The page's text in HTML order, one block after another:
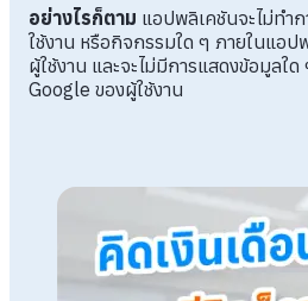
อย่างไรก็ตาม แอปพลิเคชันจะไม่ทำ
ใช้งาน หรือกิจกรรมใด ๆ ภายในแอ
ผู้ใช้งาน และจะไม่มีการแสดงข้อมูล
Google ของผู้ใช้งาน